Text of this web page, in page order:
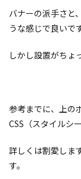
バナーの派手さと
うな感じで良いで
しかし設置がちょ
参考までに、上の
CSS（スタイルシ
詳しくは割愛しま
す。